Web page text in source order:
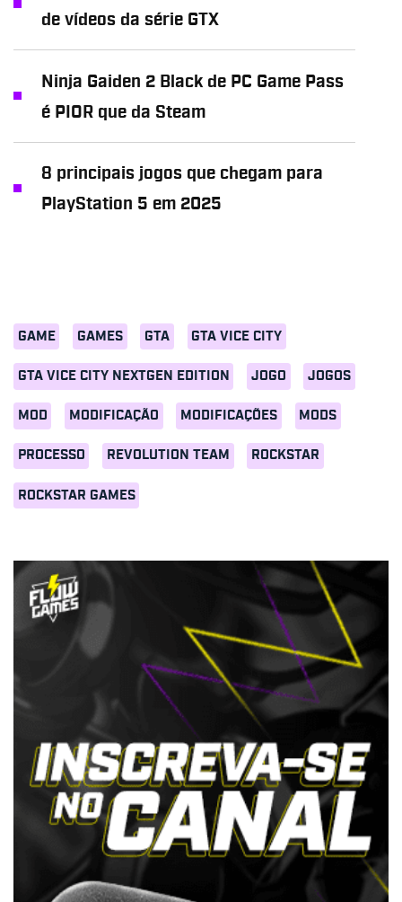
GAME GAMES GTA GTA VICE CITY
GTA VICE CITY NEXTGEN EDITION JOGO JOGOS
MOD MODIFICAÇÃO MODIFICAÇÕES MODS
PROCESSO REVOLUTION TEAM ROCKSTAR
ROCKSTAR GAMES
de vídeos da série GTX
Ninja Gaiden 2 Black de PC Game Pass
é PIOR que da Steam
8 principais jogos que chegam para
PlayStation 5 em 2025